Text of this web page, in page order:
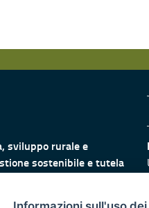
sviluppo rurale e
sostenibile e tutela